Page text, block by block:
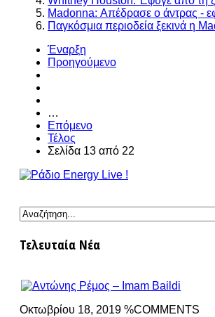
Madonna: Απέδρασε ο άντρας -
Παγκόσμια περιοδεία ξεκινά η
Έναρξη
Προηγούμενο
…
Επόμενο
Τέλος
Σελίδα 13 από 22
Τελευταία Νέα
Οκτωβρίου 18, 2019 %COMMENTS